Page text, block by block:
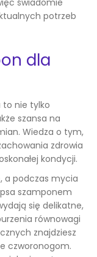
świadomie
potrzeb
dla
to nie tylko
szansa na
Wiedza o tym,
zdrowia
kondycji.
a podczas mycia
szamponem
się delikatne,
równowagi
znajdziesz
czworonogom.